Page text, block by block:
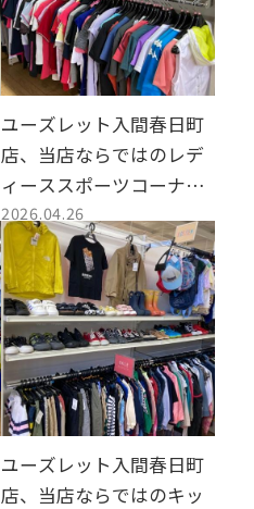
ユーズレット入間春日町
店、当店ならではのレデ
ィーススポーツコーナー
のご紹介です。
2026.04.26
ユーズレット入間春日町
店、当店ならではのキッ